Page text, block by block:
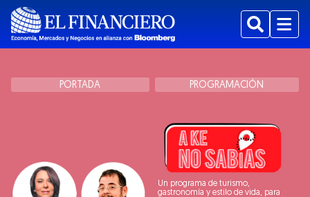
BuscarMenu
PORTADA PROGRAMACIÓN
Un programa de turismo,
gastronomía y estilo de vida, para